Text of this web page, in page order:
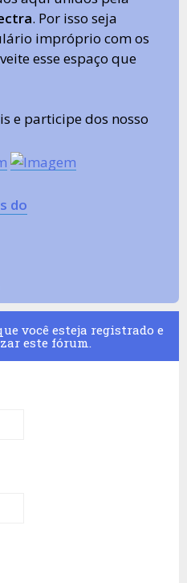
. Por isso seja
impróprio com os
esse espaço que
e participe dos nosso
do
você esteja registrado e
este fórum.